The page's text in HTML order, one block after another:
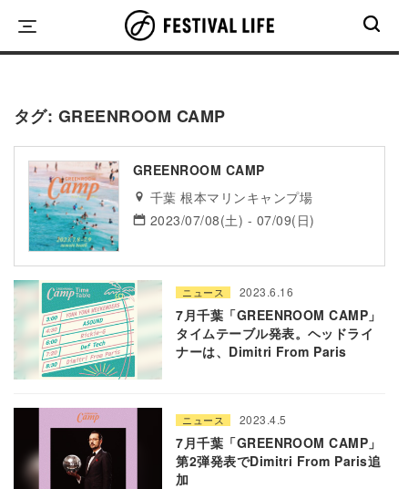
content
タグ: GREENROOM CAMP
GREENROOM CAMP
千葉 根本マリンキャンプ場
2023/07/08(土) - 07/09(日)
ニュース 2023.6.16
7月千葉「GREENROOM CAMP」
タイムテーブル発表。ヘッドライ
ナーは、Dimitri From Paris
ニュース 2023.4.5
7月千葉「GREENROOM CAMP」
第2弾発表でDimitri From Paris追
加